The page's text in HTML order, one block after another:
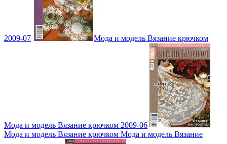
2009-07 Мода и модель Вязание крючком
Мода и модель Вязание крючком 2009-06
Мода и модель Вязание крючком Мода и модель Вязание